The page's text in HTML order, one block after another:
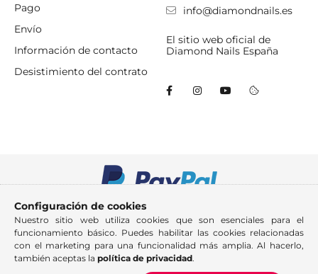
Pago
Envío
Información de contacto
Desistimiento del contrato
info@diamondnails.es
El sitio web oficial de
Diamond Nails España
Configuración de cookies
Nuestro sitio web utiliza cookies que son esenciales para el
funcionamiento básico. Puedes habilitar las cookies relacionadas
con el marketing para una funcionalidad más amplia. Al hacerlo,
también aceptas la política de privacidad.